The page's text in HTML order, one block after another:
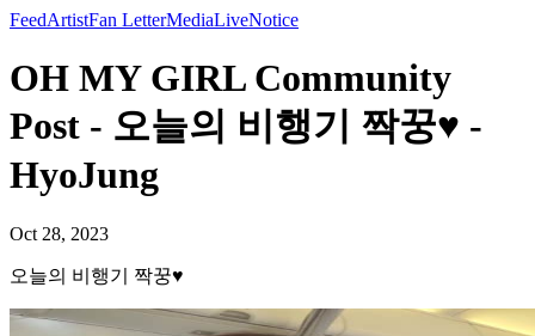
FeedArtistFan LetterMediaLiveNotice
OH MY GIRL Community
Post - 오늘의 비행기 짝꿍♥ -
HyoJung
Oct 28, 2023
오늘의 비행기 짝꿍♥